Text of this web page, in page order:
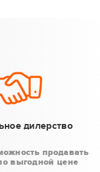
дилерство
продавать
выгодной цене